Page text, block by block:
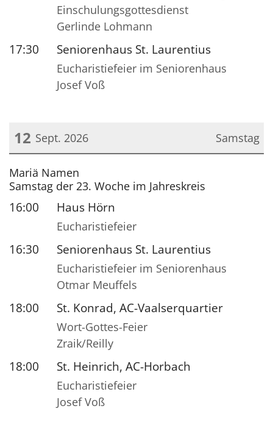
Einschulungsgottesdienst
Gerlinde Lohmann
17:30 Seniorenhaus St. Laurentius
Eucharistiefeier im Seniorenhaus
Josef Voß
Samstag
12 Sept. 2026
Datum: 12. September 2026
Mariä Namen
Samstag der 23. Woche im Jahreskreis
16:00 Haus Hörn
Eucharistiefeier
16:30 Seniorenhaus St. Laurentius
Eucharistiefeier im Seniorenhaus
Otmar Meuffels
18:00 St. Konrad, AC-Vaalserquartier
Wort-Gottes-Feier
Zraik/Reilly
18:00 St. Heinrich, AC-Horbach
Eucharistiefeier
Josef Voß